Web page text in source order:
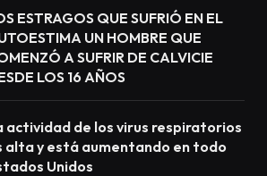
ESTRAGOS QUE SUFRIÓ EN EL
UN HOMBRE QUE
A SUFRIR DE CALVICIE
LOS 16 AÑOS
actividad de los virus respiratorios
alta y está aumentando en todo
Unidos